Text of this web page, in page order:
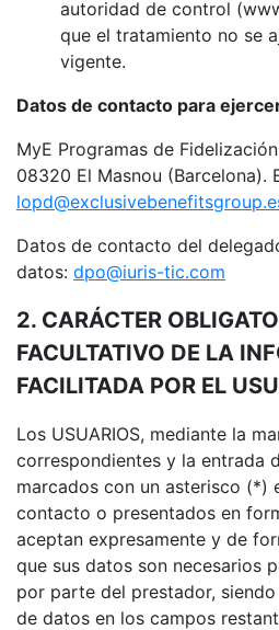
autoridad de control
que el tratamiento no se
vigente.
Datos de contacto para
MyE Programas de
08320 El Masnou (Barcelona).
Datos de contacto del
datos: dpo@iuris-tic.com
2. CARÁCTER
FACULTATIVO DE LA
FACILITADA POR EL
Los USUARIOS, mediante la
correspondientes y la entrada
marcados con un asterisco (*)
contacto o presentados en
aceptan expresamente y de
que sus datos son necesarios
por parte del prestador,
de datos en los campos